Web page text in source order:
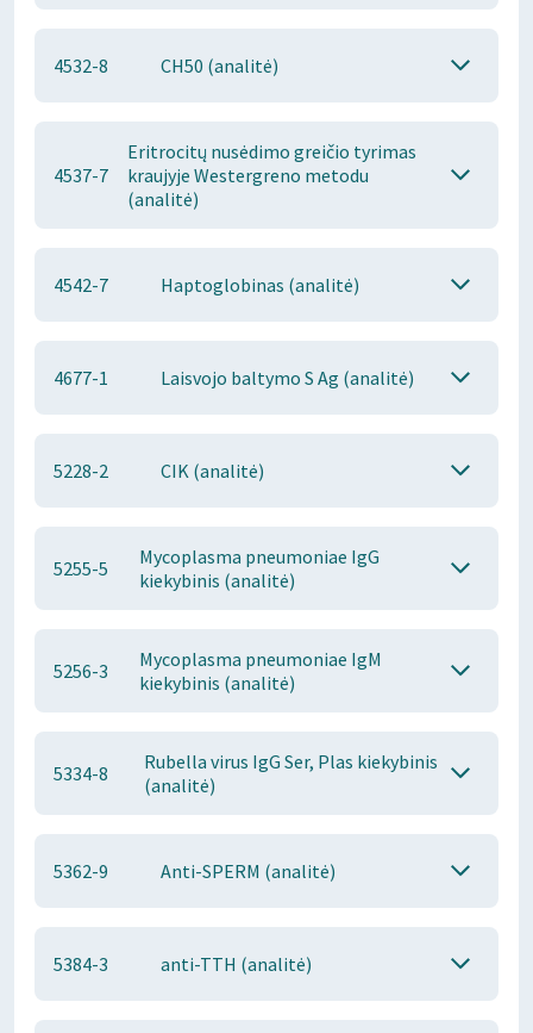
4532-8 CH50 (analitė)
4537-7
Eritrocitų nusėdimo greičio tyrimas
kraujyje Westergreno metodu
(analitė)
4542-7 Haptoglobinas (analitė)
4677-1 Laisvojo baltymo S Ag (analitė)
5228-2 CIK (analitė)
5255-5
Mycoplasma pneumoniae IgG
kiekybinis (analitė)
5256-3
Mycoplasma pneumoniae IgM
kiekybinis (analitė)
5334-8
Rubella virus IgG Ser, Plas kiekybinis
(analitė)
5362-9 Anti-SPERM (analitė)
5384-3 anti-TTH (analitė)